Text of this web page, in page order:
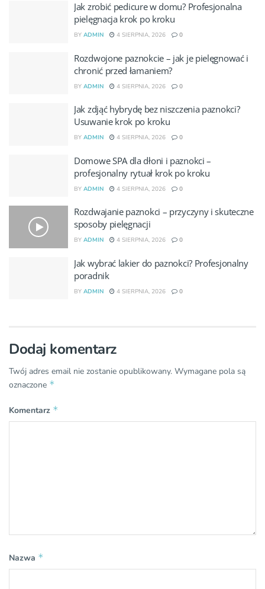
Jak zrobić pedicure w domu? Profesjonalna
pielęgnacja krok po kroku
BY ADMIN 4 SIERPNIA, 2026 0
Rozdwojone paznokcie – jak je pielęgnować i
chronić przed łamaniem?
BY ADMIN 4 SIERPNIA, 2026 0
Jak zdjąć hybrydę bez niszczenia paznokci?
Usuwanie krok po kroku
BY ADMIN 4 SIERPNIA, 2026 0
Domowe SPA dla dłoni i paznokci –
profesjonalny rytuał krok po kroku
BY ADMIN 4 SIERPNIA, 2026 0
Rozdwajanie paznokci – przyczyny i skuteczne
sposoby pielęgnacji
BY ADMIN 4 SIERPNIA, 2026 0
Jak wybrać lakier do paznokci? Profesjonalny
poradnik
BY ADMIN 4 SIERPNIA, 2026 0
Dodaj komentarz
Twój adres email nie zostanie opublikowany. Wymagane pola są
oznaczone *
Komentarz *
Nazwa *